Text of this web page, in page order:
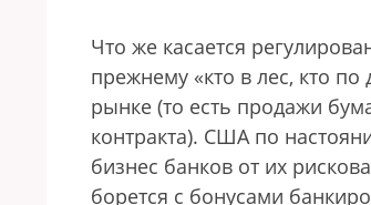
Что же касается
прежнему «кто в лес, кто
рынке (то есть продажи
контракта). США по
бизнес банков от их
борется с бонусами